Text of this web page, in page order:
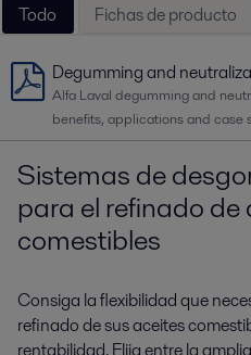
Todo Fichas de producto
Degumming and
Alfa Laval degumming and
benefits, applications and case
Sistemas de
para el refinado de
comestibles
Consiga la flexibilidad que
refinado de sus aceites
rentabilidad. Elija entre la